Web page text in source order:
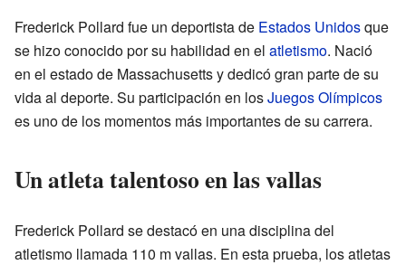
Frederick Pollard fue un deportista de Estados Unidosque
se hizo conocido por su habilidad en el atletismo. Nació
en el estado de Massachusetts y dedicó gran parte de su
vida al deporte. Su participación en losJuegos Olímpicos
es uno de los momentos más importantes de su carrera.
Un atleta talentoso en las vallas
Frederick Pollard se destacó en una disciplina del
atletismo llamada 110 m vallas. En esta prueba, los atletas